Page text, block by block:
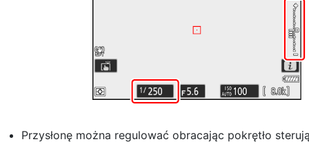
Przysłonę można regulować obracając pokrętło